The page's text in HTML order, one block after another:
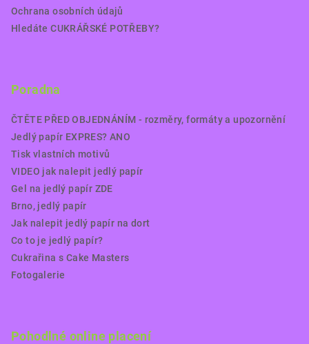
Ochrana osobních údajů
Hledáte CUKRÁŘSKÉ POTŘEBY?
Poradna
ČTĚTE PŘED OBJEDNÁNÍM - rozměry, formáty a upozornění
Jedlý papír EXPRES? ANO
Tisk vlastních motivů
VIDEO jak nalepit jedlý papír
Gel na jedlý papír ZDE
Brno, jedlý papír
Jak nalepit jedlý papír na dort
Co to je jedlý papír?
Cukrařina s Cake Masters
Fotogalerie
Pohodlné online placení